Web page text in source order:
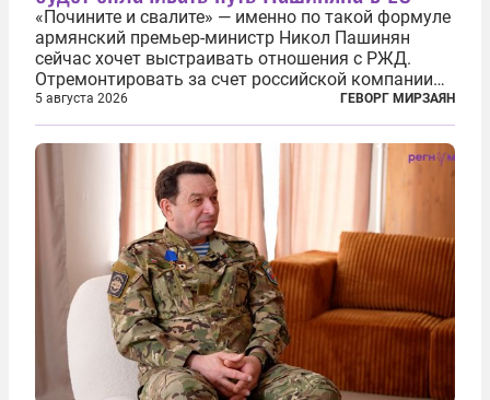
«Почините и свалите» — именно по такой формуле
армянский премьер-министр Никол Пашинян
сейчас хочет выстраивать отношения с РЖД.
Отремонтировать за счет российской компании
железнодорожную инфраструктуру в районе
прохождения TRIPP (коридора, который должен
связать Азербайджан и Турцию через...
5 августа 2026 ГЕВОРГ МИРЗАЯН